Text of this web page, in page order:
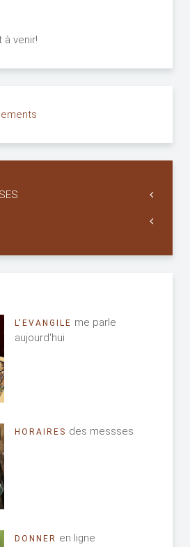
à venir!
L'EVANGILE me parle
aujourd'hui
HORAIRES des messses
DONNER en ligne